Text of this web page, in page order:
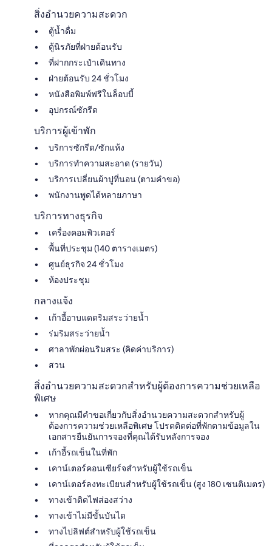
สิ่งอำนวยความสะดวก
ตู้น้ำดื่ม
ตู้นิรภัยที่ฝ่ายต้อนรับ
ที่ฝากกระเป๋าเดินทาง
ฝ่ายต้อนรับ 24 ชั่วโมง
หนังสือพิมพ์ฟรีในล็อบบี้
อุปกรณ์ซักรีด
บริการผู้เข้าพัก
บริการซักรีด/ซักแห้ง
บริการทำความสะอาด (รายวัน)
บริการเปลี่ยนผ้าปูที่นอน (ตามคำขอ)
พนักงานพูดได้หลายภาษา
บริการทางธุรกิจ
เครื่องคอมพิวเตอร์
พื้นที่ประชุม (140 ตารางเมตร)
ศูนย์ธุรกิจ 24 ชั่วโมง
ห้องประชุม
กลางแจ้ง
เก้าอี้อาบแดดริมสระว่ายน้ำ
ร่มริมสระว่ายน้ำ
ศาลาพักผ่อนริมสระ (คิดค่าบริการ)
สวน
สิ่งอำนวยความสะดวกสำหรับผู้ต้องการความช่วยเหลือ
พิเศษ
หากคุณมีคำขอเกี่ยวกับสิ่งอำนวยความสะดวกสำหรับผู้
ต้องการความช่วยเหลือพิเศษ โปรดติดต่อที่พักตามข้อมูลใน
เอกสารยืนยันการจองที่คุณได้รับหลังการจอง
เก้าอี้รถเข็นในที่พัก
เคาน์เตอร์คอนเซียร์จสำหรับผู้ใช้รถเข็น
เคาน์เตอร์ลงทะเบียนสำหรับผู้ใช้รถเข็น (สูง 180 เซนติเมตร)
ทางเข้าติดไฟส่องสว่าง
ทางเข้าไม่มีขั้นบันได
ทางไปลิฟต์สำหรับผู้ใช้รถเข็น